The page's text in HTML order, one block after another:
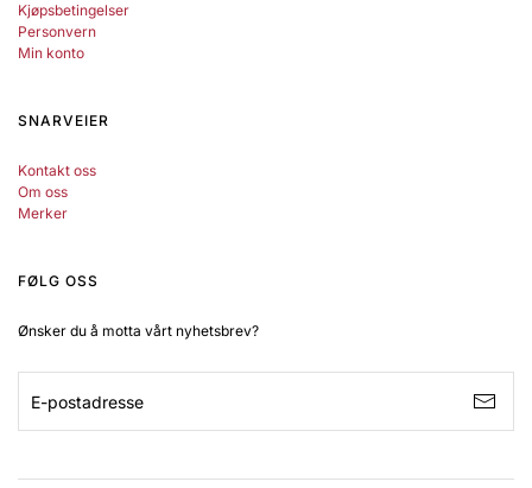
Kjøpsbetingelser
Personvern
Min konto
SNARVEIER
Kontakt oss
Om oss
Merker
FØLG OSS
Ønsker du å motta vårt nyhetsbrev?